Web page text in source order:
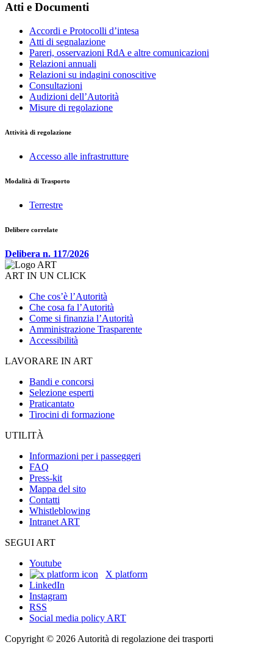
Atti e Documenti
Accordi e Protocolli d’intesa
Atti di segnalazione
Pareri, osservazioni RdA e altre comunicazioni
Relazioni annuali
Relazioni su indagini conoscitive
Consultazioni
Audizioni dell’Autorità
Misure di regolazione
Attività di regolazione
Accesso alle infrastrutture
Modalità di Trasporto
Terrestre
Delibere correlate
Delibera n. 117/2026
ART IN UN CLICK
Che cos’è l’Autorità
Che cosa fa l’Autorità
Come si finanzia l’Autorità
Amministrazione Trasparente
Accessibilità
LAVORARE IN ART
Bandi e concorsi
Selezione esperti
Praticantato
Tirocini di formazione
UTILITÀ
Informazioni per i passeggeri
FAQ
Press-kit
Mappa del sito
Contatti
Whistleblowing
Intranet ART
SEGUI ART
Youtube
X platform
LinkedIn
Instagram
RSS
Social media policy ART
Copyright © 2026 Autorità di regolazione dei trasporti